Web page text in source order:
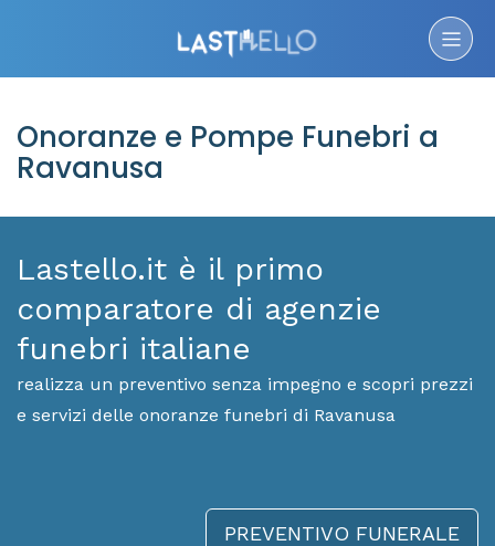
Onoranze e Pompe Funebri a
Ravanusa
Lastello.it è il primo
comparatore di agenzie
funebri italiane
realizza un preventivo senza impegno e scopri prezzi
e servizi delle onoranze funebri di Ravanusa
PREVENTIVO FUNERALE